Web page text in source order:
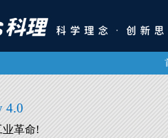
4.0
业革命!